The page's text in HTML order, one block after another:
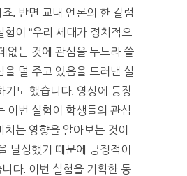
. 반면 교내 언론의 한 칼럼
험이 “우리 세대가 정치적으
없는 것에 관심을 두느라 쓸
을 덜 주고 있음을 드러낸 실
기도 했습니다. 영상에 등장
이번 실험이 학생들의 관심
치는 영향을 알아보는 것이
달성했기 때문에 긍정적이
다. 이번 실험을 기획한 동